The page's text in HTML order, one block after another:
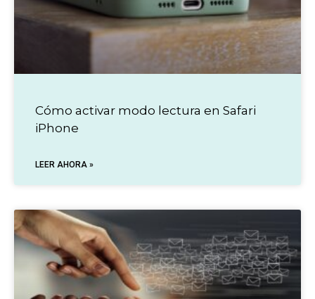
Cómo activar modo lectura en Safari
iPhone
LEER AHORA »